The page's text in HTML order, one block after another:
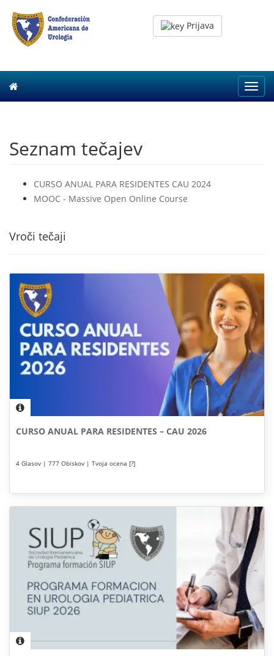
Prijava
Seznam tečajev
CURSO ANUAL PARA RESIDENTES CAU 2024
MOOC - Massive Open Online Course
Vroči tečaji
CURSO ANUAL PARA RESIDENTES – CAU 2026
4 Glasov | 777 Obiskov | Tvoja ocena [?]